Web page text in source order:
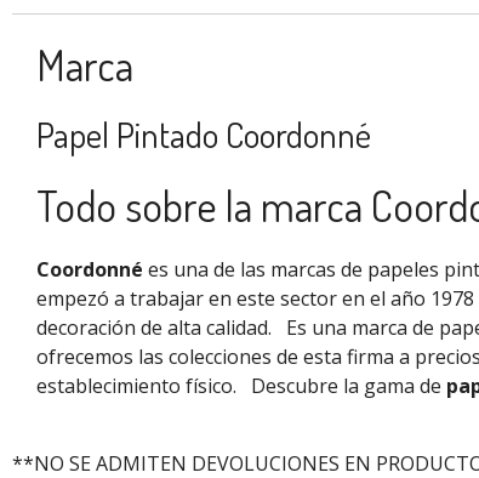
Marca
Papel Pintado Coordonné
Todo sobre la marca
Coordonné es una de las marcas de papeles
empezó a trabajar en este sector en el año
decoración de alta calidad.
Es una marca de
ofrecemos las colecciones de esta firma a
establecimiento físico.
Descubre la gama de
**NO SE ADMITEN DEVOLUCIONES EN